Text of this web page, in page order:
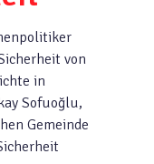
von
in
Sofuoğlu,
Gemeinde